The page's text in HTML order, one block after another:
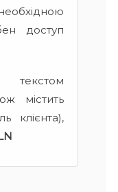
доступ
містить
клієнта),